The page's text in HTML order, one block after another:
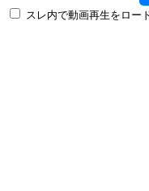
スレ内で動画再生をロー